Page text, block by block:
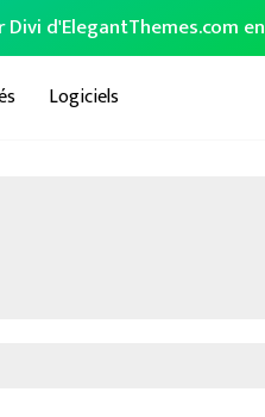
d'ElegantThemes.com en
Logiciels